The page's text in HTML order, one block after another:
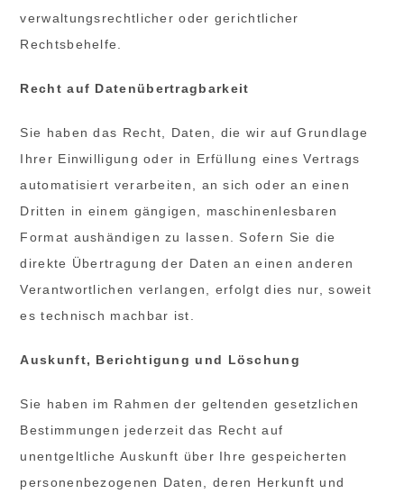
verwaltungsrechtlicher oder gerichtlicher
Rechtsbehelfe.
Recht auf Datenübertragbarkeit
Sie haben das Recht, Daten, die wir auf Grundlage
Ihrer Einwilligung oder in Erfüllung eines Vertrags
automatisiert verarbeiten, an sich oder an einen
Dritten in einem gängigen, maschinenlesbaren
Format aushändigen zu lassen. Sofern Sie die
direkte Übertragung der Daten an einen anderen
Verantwortlichen verlangen, erfolgt dies nur, soweit
es technisch machbar ist.
Auskunft, Berichtigung und Löschung
Sie haben im Rahmen der geltenden gesetzlichen
Bestimmungen jederzeit das Recht auf
unentgeltliche Auskunft über Ihre gespeicherten
personenbezogenen Daten, deren Herkunft und